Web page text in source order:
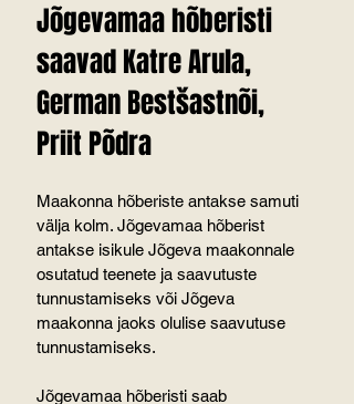
Jõgevamaa hõberisti
saavad Katre Arula,
German Bestšastnõi,
Priit Põdra
Maakonna hõberiste antakse samuti
välja kolm. Jõgevamaa hõberist
antakse isikule Jõgeva maakonnale
osutatud teenete ja saavutuste
tunnustamiseks või Jõgeva
maakonna jaoks olulise saavutuse
tunnustamiseks.
Jõgevamaa hõberisti saab